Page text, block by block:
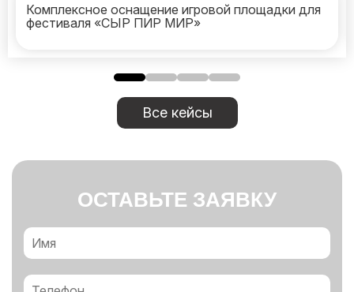
Комплексное оснащение игровой площадки для
фестиваля «СЫР ПИР МИР»
Все кейсы
ОСТАВЬТЕ ЗАЯВКУ